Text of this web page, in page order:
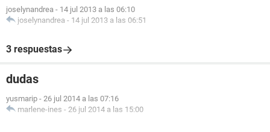
joselynandrea - 14 jul 2013 a las 06:10
joselynandrea - 14 jul 2013 a las 06:51
3 respuestas
dudas
yusmarip - 26 jul 2014 a las 07:16
marlene-ines - 26 jul 2014 a las 15:00